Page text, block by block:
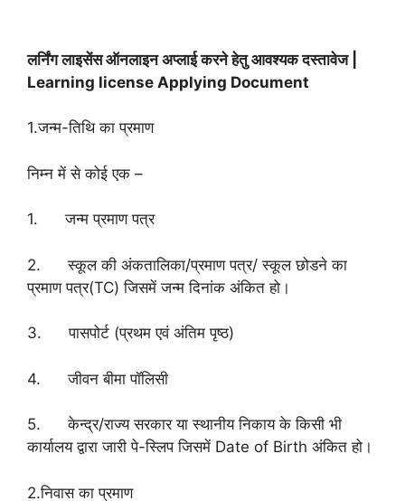
लर्निंग लाइसेंस ऑनलाइन अप्लाई करने हेतु आवश्यक दस्तावेज |
Learning license Applying Document
1.जन्‍म-ति‍थि का प्रमाण
निम्‍न में से कोई एक –
1. जन्‍म प्रमाण पत्र
2. स्‍कूल की अं‍कतालिका/प्रमाण पत्र/ स्‍कूल छोडने का
प्रमाण पत्र(TC) जिसमें जन्‍म दिनांक अंकित हो।
3. पासपोर्ट (प्रथम एवं अंतिम पृष्‍ठ)
4. जीवन बीमा पॉलि‍सी
5. केन्‍द्र/राज्‍य सरकार या स्‍थानीय निकाय के किसी भी
कार्यालय द्वारा जारी पे-स्लिप जि‍समें Date of Birth अंकि‍त हो।
2.नि‍वास का प्रमाण